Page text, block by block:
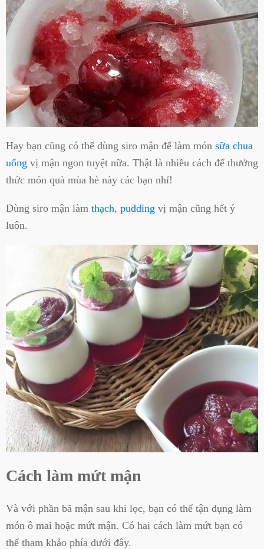
Hay bạn cũng có thể dùng siro mận để làm món sữa chua
uống vị mận ngon tuyệt nữa. Thật là nhiều cách để thưởng
thức món quà mùa hè này các bạn nhỉ!
Dùng siro mận làm thạch, pudding vị mận cũng hết ý
luôn.
Cách làm mứt mận
Và với phần bã mận sau khi lọc, bạn có thể tận dụng làm
món ô mai hoặc mứt mận. Có hai cách làm mứt bạn có
thể tham khảo phía dưới đây.